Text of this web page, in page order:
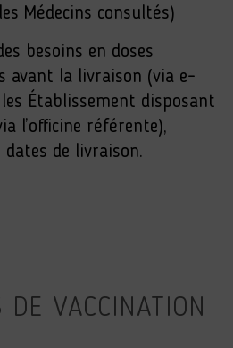
Médecins consultés)
besoins en doses
avant la livraison (via e-
Établissement disposant
l’officine référente),
de livraison.
DE VACCINATION